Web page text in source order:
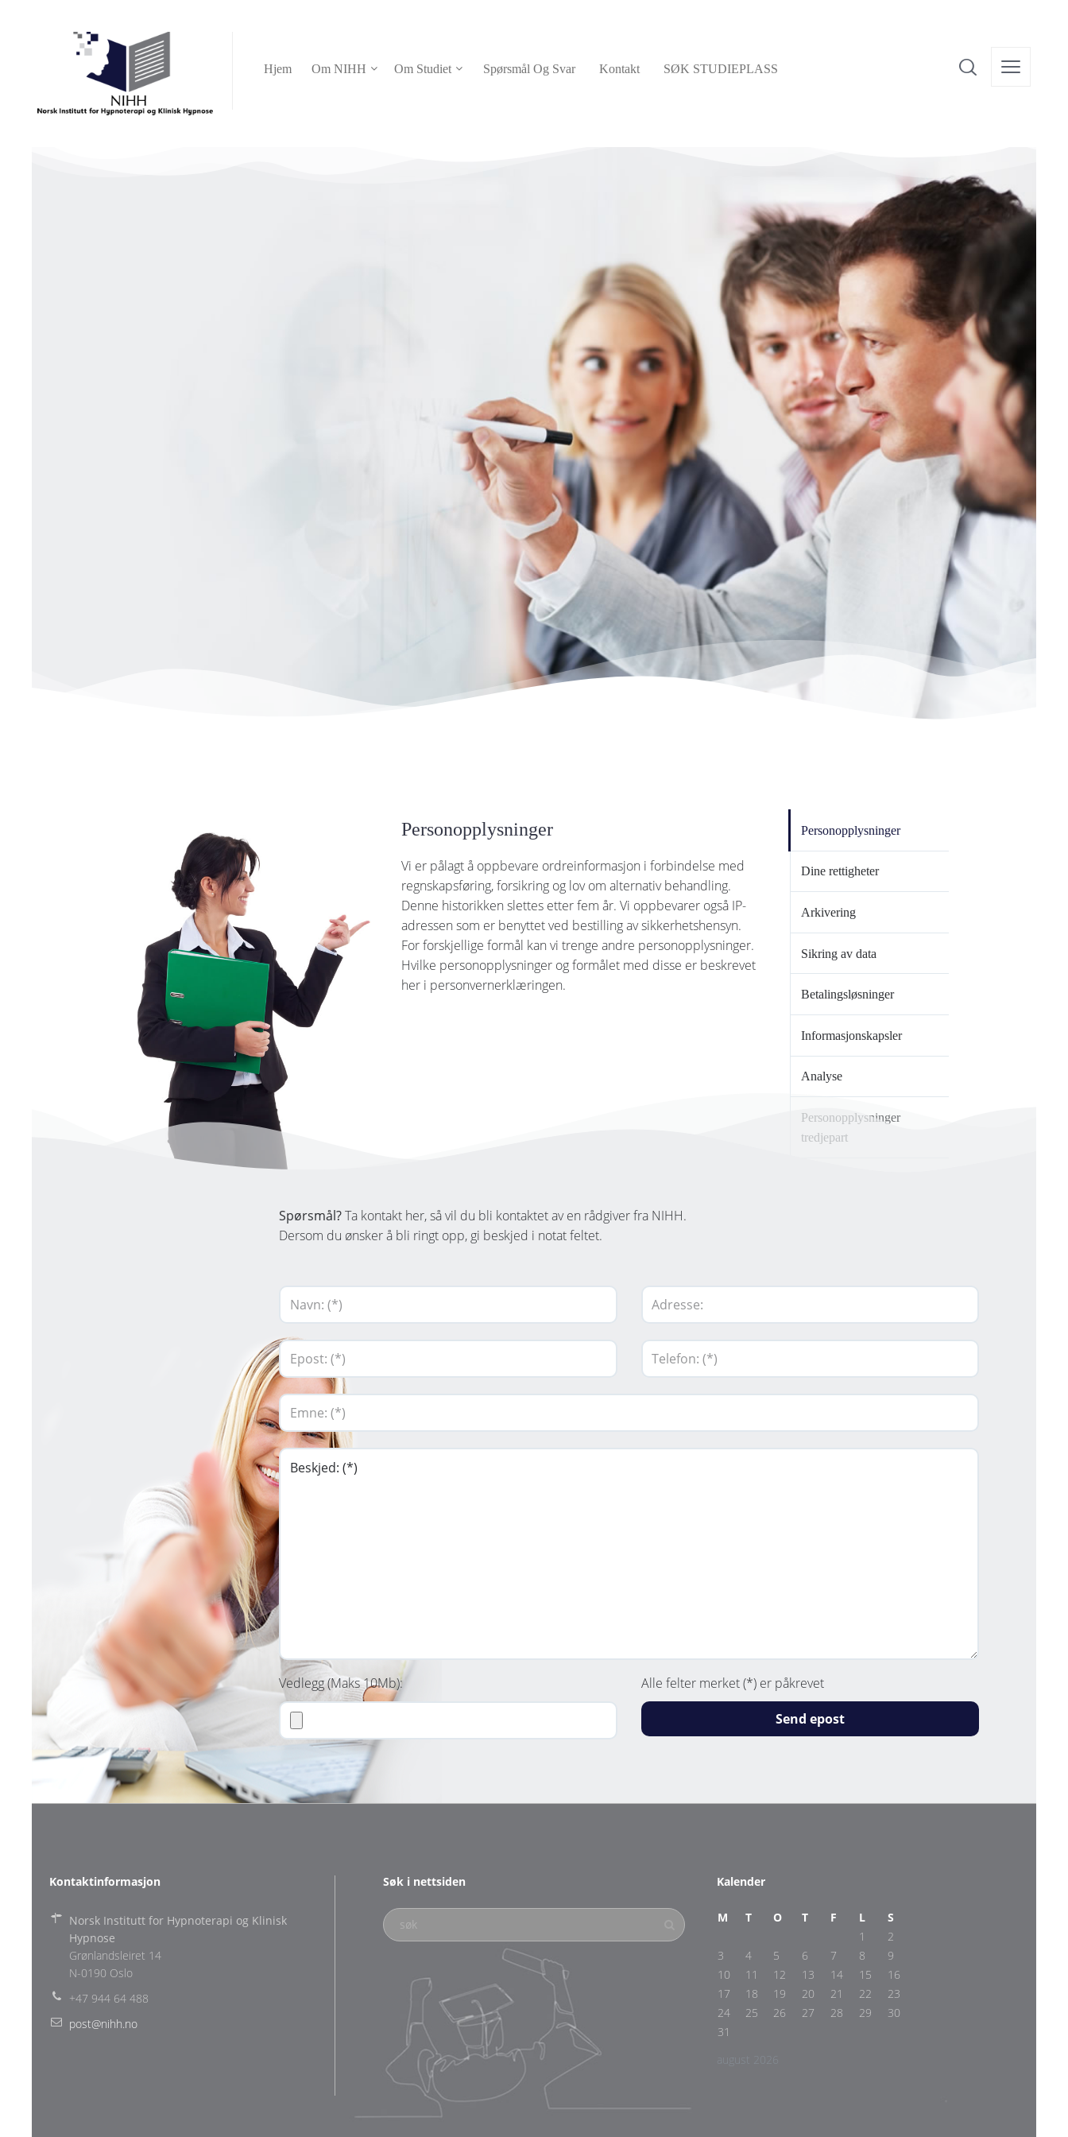
Hjem Om NIHH Om Studiet Spørsmål Og Svar Kontakt SØK STUDIEPLASS
Hjem Om Studiet Spørsmål Og Svar Kontakt SØK STUDIEPLASS
Personopplysninger
Dine rettigheter
Arkivering
Sikring av data
Betalingsløsninger
Informasjonskapsler
Analyse
Personopplysninger
tredjepart
Personopplysninger
Vi er pålagt å oppbevare ordreinformasjon i forbindelse med
regnskapsføring, forsikring og lov om alternativ behandling.
Denne historikken slettes etter fem år. Vi oppbevarer også IP-
adressen som er benyttet ved bestilling av sikkerhetshensyn.
For forskjellige formål kan vi trenge andre personopplysninger.
Hvilke personopplysninger og formålet med disse er beskrevet
her i personvernerklæringen.
Spørsmål?Ta kontakt her, så vil du bli kontaktet av en rådgiver fra NIHH.
Dersom du ønsker å bli ringt opp, gi beskjed i notat feltet.
Vedlegg (Maks 10Mb): Alle felter merket (*) er påkrevet
Kontaktinformasjon
Norsk Institutt for Hypnoterapi og Klinisk
Hypnose
Grønlandsleiret 14
N-0190 Oslo
+47 944 64 488
post@nihh.no
Søk i nettsiden Kalender
august 2026
M T O T F L
S
1
2
3
4 5 6 7 8
9
10
11 12 13 14 15
16
17
18 19 20 21 22
23
24
25 26 27 28 29
30
31